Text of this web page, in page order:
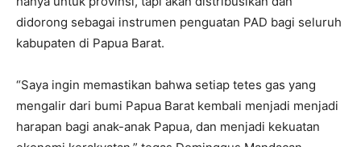
didorong sebagai instrumen penguatan PAD bagi seluruh
kabupaten di Papua Barat.
“Saya ingin memastikan bahwa setiap tetes gas yang
mengalir dari bumi Papua Barat kembali menjadi menjadi
harapan bagi anak-anak Papua, dan menjadi kekuatan